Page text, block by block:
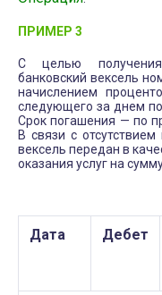
ПРИМЕР 3
С целью
банковский вексель
начислением
следующего за днем
Срок погашения — по
В связи с
вексель передан в
оказания услуг на
Дата Дебет